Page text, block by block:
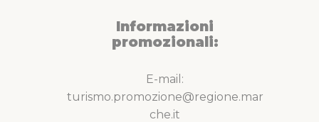
Informazioni
promozionali:
E-mail:
turismo.promozione@regione.mar
che.it